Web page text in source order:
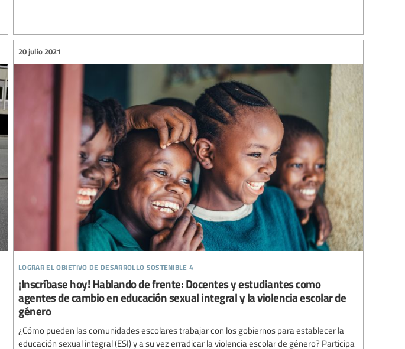
lograr el objetivo de desarrollo sostenible 4
20 julio 2021
¡Inscríbase hoy! Hablando de frente: Docentes y estudiantes como
agentes de cambio en educación sexual integral y la violencia escolar de
género
¿Cómo pueden las comunidades escolares trabajar con los gobiernos para establecer la
educación sexual integral (ESI) y a su vez erradicar la violencia escolar de género? Participa